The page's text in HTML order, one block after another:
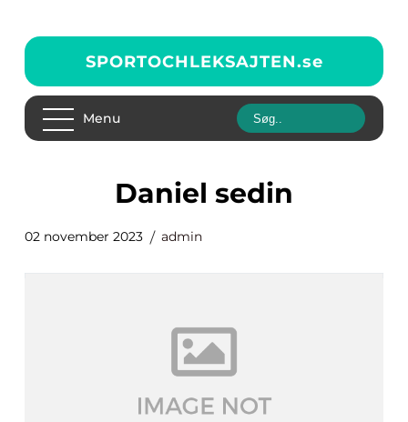
SPORTOCHLEKSAJTEN.se
Menu
daniel sedin
02 november 2023 admin